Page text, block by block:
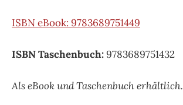
ISBN eBook: 9783689751449
ISBN Taschenbuch:9783689751432
Als eBook und Taschenbuch erhältlich.